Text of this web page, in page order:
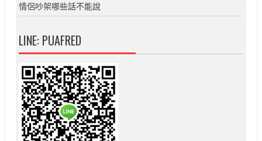
情侶吵架哪些話不能說
LINE: PUAFRED